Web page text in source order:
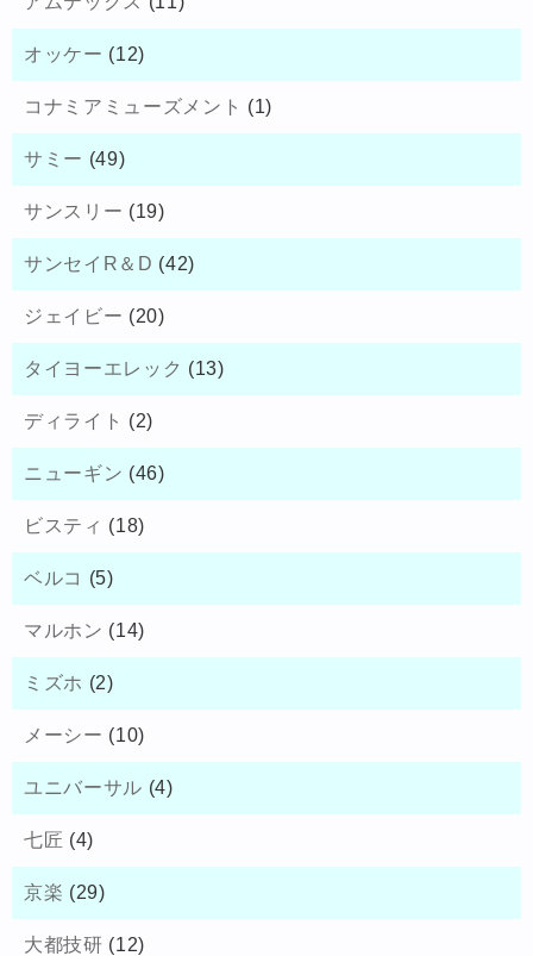
オッケー (12)
コナミアミューズメント (1)
サミー (49)
サンスリー (19)
サンセイR＆D (42)
ジェイビー (20)
タイヨーエレック (13)
ディライト (2)
ニューギン (46)
ビスティ (18)
ベルコ (5)
マルホン (14)
ミズホ (2)
メーシー (10)
ユニバーサル (4)
七匠 (4)
京楽 (29)
大都技研 (12)